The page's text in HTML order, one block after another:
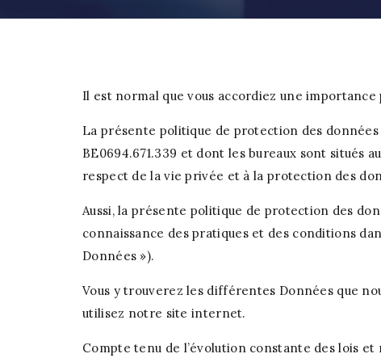
Il est normal que vous accordiez une
La présente politique de protection des
BE0694.671.339 et dont les bureaux sont situés
respect de la vie privée et à la protection des
Aussi, la présente politique de protection des
connaissance des pratiques et des conditions
Données »).
Vous y trouverez les différentes Données que
utilisez notre site internet.
Compte tenu de l’évolution constante des lois